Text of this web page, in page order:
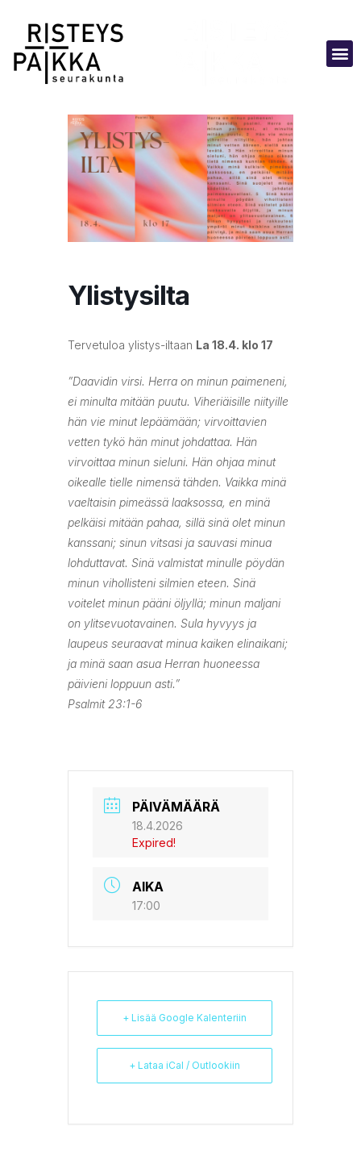
Ylistysilta
Tervetuloa ylistys-iltaan La 18.4. klo 17
”Daavidin virsi. Herra on minun paimeneni,
ei minulta mitään puutu. Viheriäisille niityille
hän vie minut lepäämään; virvoittavien
vetten tykö hän minut johdattaa. Hän
virvoittaa minun sieluni. Hän ohjaa minut
oikealle tielle nimensä tähden. Vaikka minä
vaeltaisin pimeässä laaksossa, en minä
pelkäisi mitään pahaa, sillä sinä olet minun
kanssani; sinun vitsasi ja sauvasi minua
lohduttavat. Sinä valmistat minulle pöydän
minun vihollisteni silmien eteen. Sinä
voitelet minun pääni öljyllä; minun maljani
on ylitsevuotavainen. Sula hyvyys ja
laupeus seuraavat minua kaiken elinaikani;
ja minä saan asua Herran huoneessa
päivieni loppuun asti.”
‭‭Psalmit‬ ‭23‬:‭1‬-‭6‬
PÄIVÄMÄÄRÄ
18.4.2026
Expired!
AIKA
17:00
+ Lisää Google Kalenteriin
+ Lataa iCal / Outlookiin